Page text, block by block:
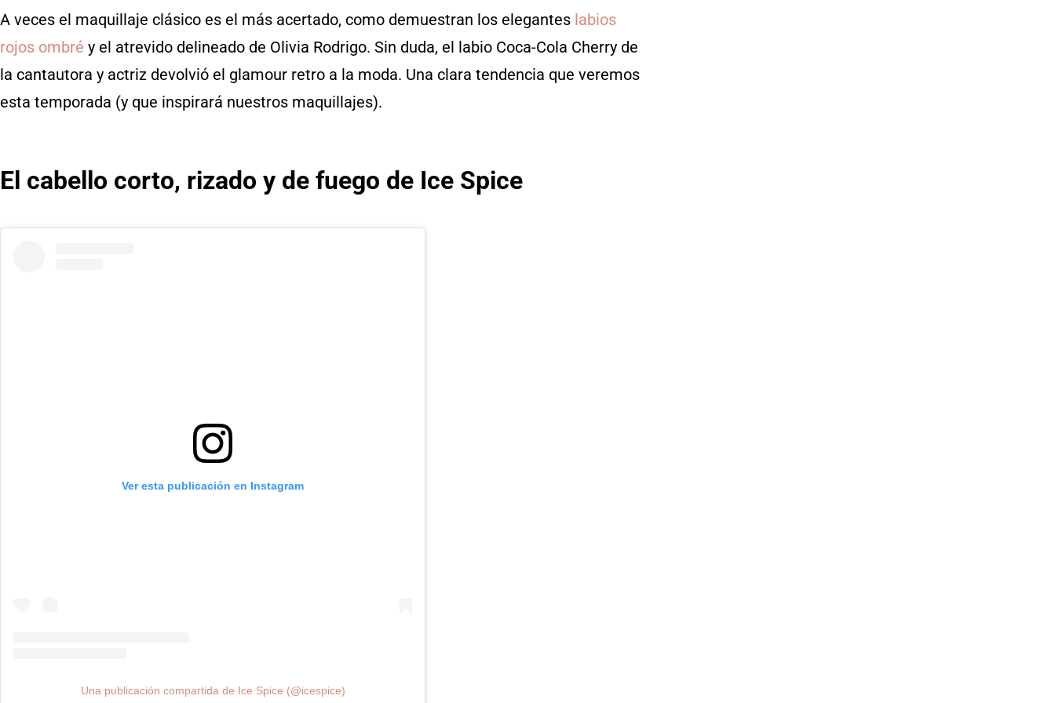
A veces el maquillaje clásico es el más acertado, como demuestran los elegantes labios
rojos ombré y el atrevido delineado de Olivia Rodrigo. Sin duda, el labio Coca-Cola Cherry de
la cantautora y actriz devolvió el glamour retro a la moda. Una clara tendencia que veremos
esta temporada (y que inspirará nuestros maquillajes).
El cabello corto, rizado y de fuego de Ice Spice
Ver esta publicación en Instagram
Una publicación compartida de Ice Spice (@icespice)